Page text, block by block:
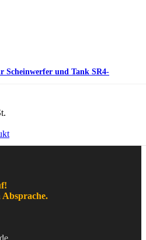
Scheinwerfer und Tank SR4-